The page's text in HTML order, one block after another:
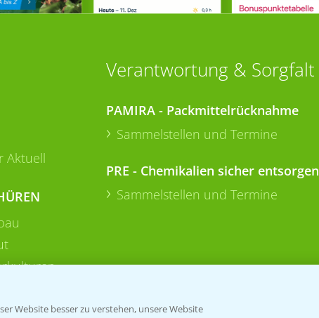
Aktuell
Verantwortung & Sorgfalt
PAMIRA - Packmittelrücknahme
Sammelstellen und Termine
PRE - Chemikalien sicher entsorgen
Sammelstellen und Termine
Website besser zu verstehen, unsere Website